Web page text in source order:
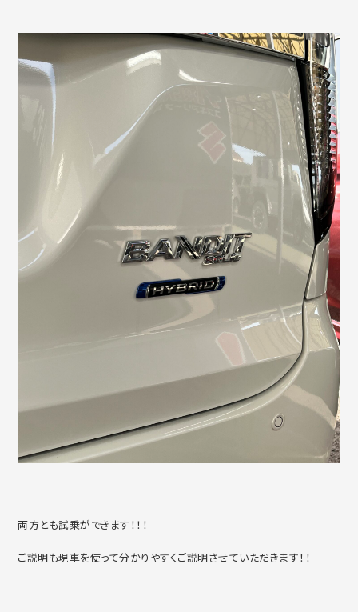
両方とも試乗ができます！！！
ご説明も現車を使って分かりやすくご説明させていただきます！！